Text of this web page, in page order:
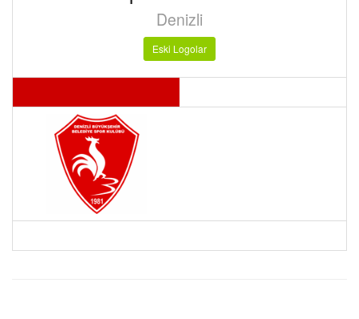
Denizli
Eski Logolar